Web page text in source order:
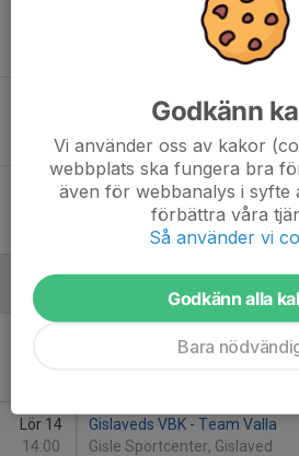
Lindesberg VBK - Team Valla
Lindesberg Arena
Engelholms VS - Team Valla
Kungsgårdshallen, Ängelholm
3- 2
Lör 28
Team Valla - Gislaveds VBK
Linköpings Sporthall
Mars - 2026
Örnahallen, Hyltebruk
Lör 14
14:00
Gislaveds VBK - Team Valla
Gisle Sportcenter, Gislaved
Godkänn
Vi använder oss av kakor
webbplats ska fungera bra
även för webbanalys i syfte
förbättra våra
Så använder vi
Godkänn alla
Bara